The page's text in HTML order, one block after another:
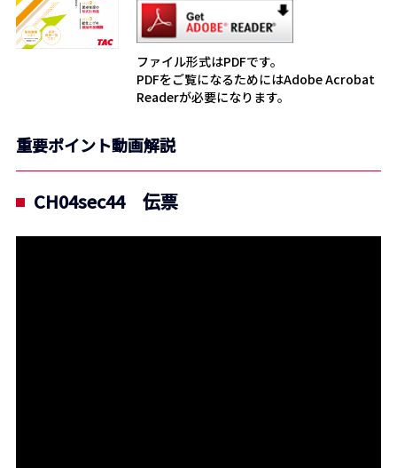
ファイル形式はPDFです。
PDFをご覧になるためにはAdobe Acrobat
Readerが必要になります。
重要ポイント動画解説
CH04sec44 伝票